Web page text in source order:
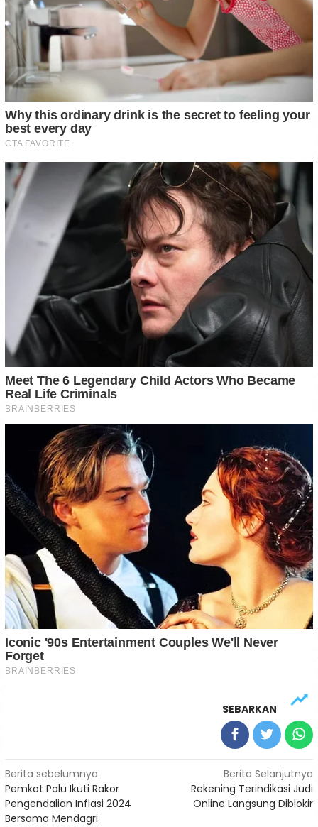
SEBARKAN
Navigasi
pos
Berita sebelumnya
Pemkot Palu Ikuti Rakor
Pengendalian Inflasi 2024
Bersama Mendagri
Berita Selanjutnya
Rekening Terindikasi Judi
Online Langsung Diblokir